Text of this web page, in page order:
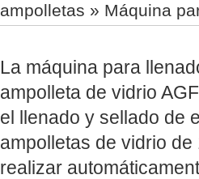
ampolletas » Máquina
La máquina para
ampolleta de vidrio
el llenado y sellado de
ampolletas de vidrio de
realizar